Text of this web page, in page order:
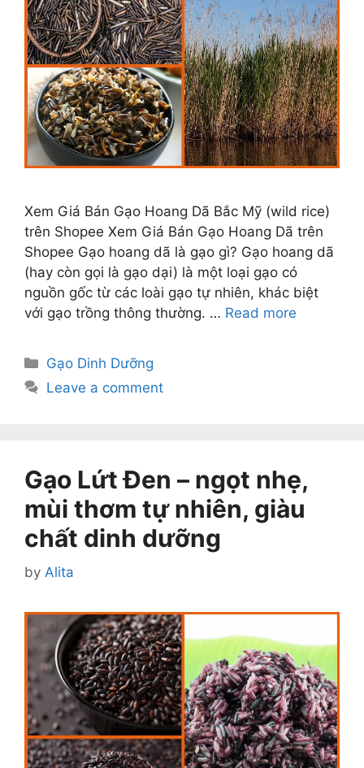
Xem Giá Bán Gạo Hoang Dã Bắc Mỹ (wild rice)
trên Shopee Xem Giá Bán Gạo Hoang Dã trên
Shopee Gạo hoang dã là gạo gì? Gạo hoang dã
(hay còn gọi là gạo dại) là một loại gạo có
nguồn gốc từ các loài gạo tự nhiên, khác biệt
với gạo trồng thông thường. … Read more
Categories
Gạo Dinh Dưỡng
Leave a comment
Gạo Lứt Đen – ngọt nhẹ,
mùi thơm tự nhiên, giàu
chất dinh dưỡng
by Alita